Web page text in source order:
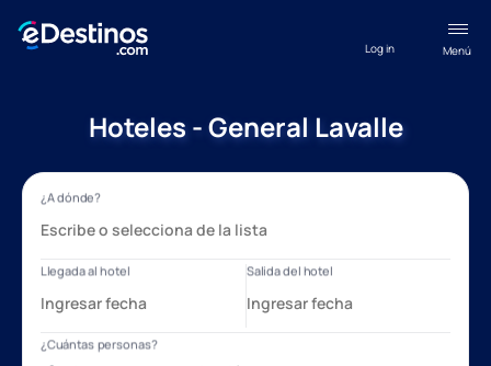
Menú
Log in
Hoteles - General Lavalle